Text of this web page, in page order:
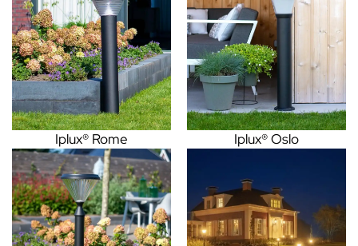
Iplux® Rome Iplux® Oslo